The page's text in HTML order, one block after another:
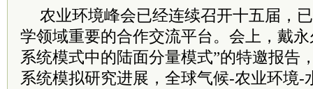
农业环境峰会已经连续召开十五届，
学领域重要的合作交流平台。会上，戴
系统模式中的陆面分量模式”的特邀报告
系统模拟研究进展，全球气候-农业环境-